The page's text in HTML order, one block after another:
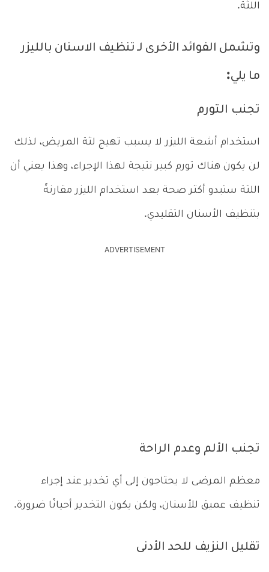
اللثة.
وتشمل الفوائد الأخرى لـ تنظيف الاسنان بالليزر
ما يلي:
تجنب التورم
استخدام أشعة الليزر لا يسبب تهيج لثة المريض، لذلك
لن يكون هناك تورم كبير نتيجة لهذا الإجراء، وهذا يعني أن
اللثة ستبدو أكثر صحة بعد استخدام الليزر مقارنةً
بتنظيف الأسنان التقليدي.
ADVERTISEMENT
تجنب الألم وعدم الراحة
معظم المرضى لا يحتاجون إلى أي تخدير عند إجراء
تنظيف عميق للأسنان، ولكن يكون التخدير أحيانًا ضرورة.
تقليل النزيف للحد الأدنى